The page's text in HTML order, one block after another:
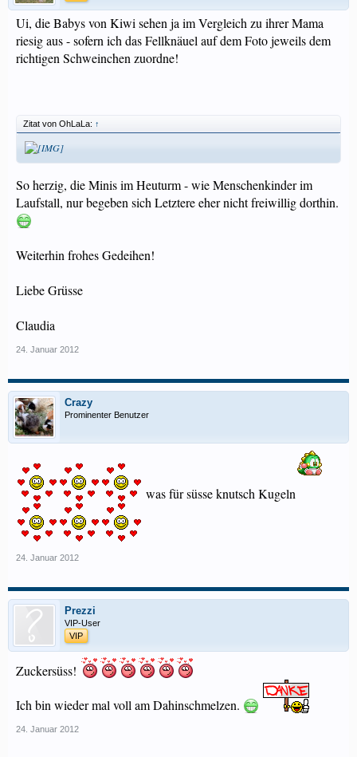
Ui, die Babys von Kiwi sehen ja im Vergleich zu ihrer Mama
riesig aus - sofern ich das Fellknäuel auf dem Foto jeweils dem
richtigen Schweinchen zuordne!
Zitat von OhLaLa: ↑
So herzig, die Minis im Heuturm - wie Menschenkinder im
Laufstall, nur begeben sich Letztere eher nicht freiwillig dorthin.
Weiterhin frohes Gedeihen!
Liebe Grüsse
Claudia
24. Januar 2012
Crazy
Prominenter Benutzer
was für süsse knutsch Kugeln
24. Januar 2012
Prezzi
VIP-User
VIP
Zuckersüss!
Ich bin wieder mal voll am Dahinschmelzen.
24. Januar 2012